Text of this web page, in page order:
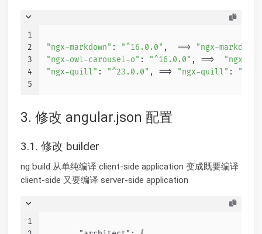
1
2
3
4
5
"ngx-markdown" : "^16.0.0" ,  ==> "ngx-markdown"
"ngx-owl-carousel-o" : "^16.0.0" , ==>
"ngx-
"ngx-quill" : "^23.0.0" , ==> "ngx-quill" :
3. 修改 angular.json 配置
3.1. 修改 builder
ng build 从单纯编译 client-side application 变成既要编译
client-side 又要编译 server-side application
1